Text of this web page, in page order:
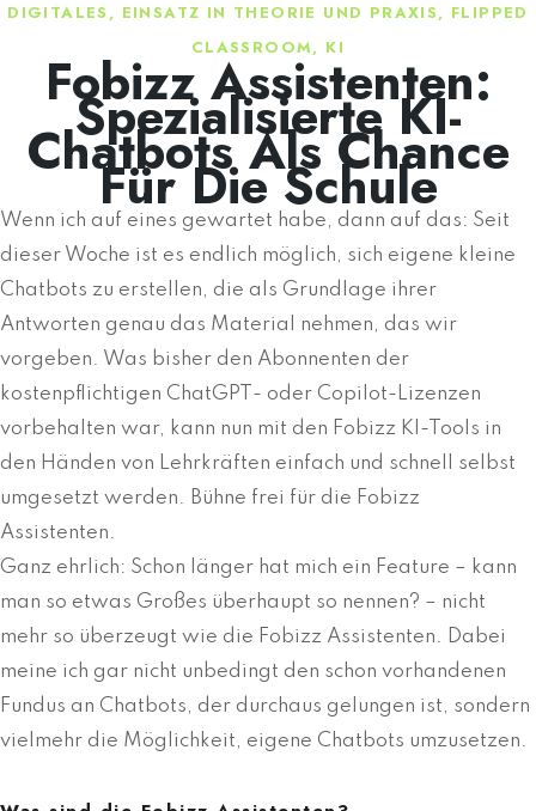
DIGITALES , EINSATZ IN THEORIE UND PRAXIS, FLIPPED
CLASSROOM, KI
Fobizz Assistenten:
Spezialisierte KI-
Chatbots Als Chance
Für Die Schule
Wenn ich auf eines gewartet habe, dann auf das: Seit
dieser Woche ist es endlich möglich, sich eigene kleine
Chatbots zu erstellen, die als Grundlage ihrer
Antworten genau das Material nehmen, das wir
vorgeben. Was bisher den Abonnenten der
kostenpflichtigen ChatGPT- oder Copilot-Lizenzen
vorbehalten war, kann nun mit den Fobizz KI-Tools in
den Händen von Lehrkräften einfach und schnell selbst
umgesetzt werden. Bühne frei für die Fobizz
Assistenten.
Ganz ehrlich: Schon länger hat mich ein Feature – kann
man so etwas Großes überhaupt so nennen? – nicht
mehr so überzeugt wie die Fobizz Assistenten. Dabei
meine ich gar nicht unbedingt den schon vorhandenen
Fundus an Chatbots, der durchaus gelungen ist, sondern
vielmehr die Möglichkeit, eigene Chatbots umzusetzen.